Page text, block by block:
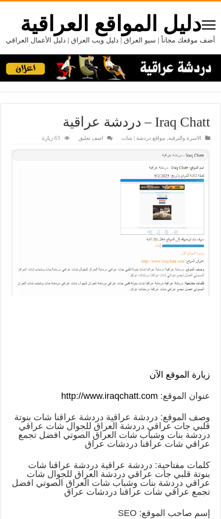
دليل المواقع العراقية
أضف موقعك مجاناً | سيو العراق | دليل ويب العراق | دليل الأعمال العراقي
Iraq Chatt – دردشة عراقية
الاسرة والترفيه مواقع دردشة | شات اضف تعليق 63 زيارة
زيارة الموقع الآن
عنوان الموقع: http://www.iraqchatt.com
وصف الموقع: دردشة عراقية دردشة عراقنا شات بنوتة
قلبي جات عراقي دردشة العراق للجوال شات عراقي
دردشة بنات وشباب شات العراق الصوتي افضل تجمع
عراقي شات عراقنا دردشات عراق
كلمات مفتاحية: دردشة عراقية دردشة عراقنا شات
بنوتة قلبي جات عراقي دردشة العراق للجوال شات
عراقي دردشة بنات وشباب شات العراق الصوتي افضل
تجمع عراقي شات عراقنا دردشات عراق
إسم صاحب الموقع: SEO